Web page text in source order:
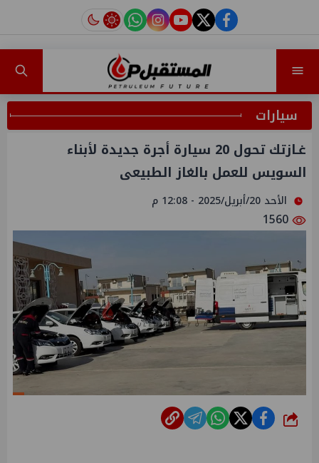
facebook
twitter
youtube
instagram
tiktok
سيارات
غـازتك تحول 20 سيارة أجرة جديدة لأبناء
السويس للعمل بالغاز الطبيعى
الأحد 20/أبريل/2025 - 12:08 م
شارك